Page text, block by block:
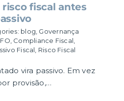
fiscal antes
blog Governança
Compliance Fiscal
Fiscal Risco Fiscal
vira passivo. Em vez
provisão,…